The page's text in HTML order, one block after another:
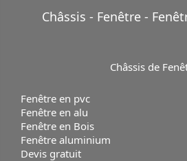
Châssis - Fenêtre -
Châssis de
Fenêtre en pvc
Fenêtre en alu
Fenêtre en Bois
Fenêtre aluminium
Devis gratuit